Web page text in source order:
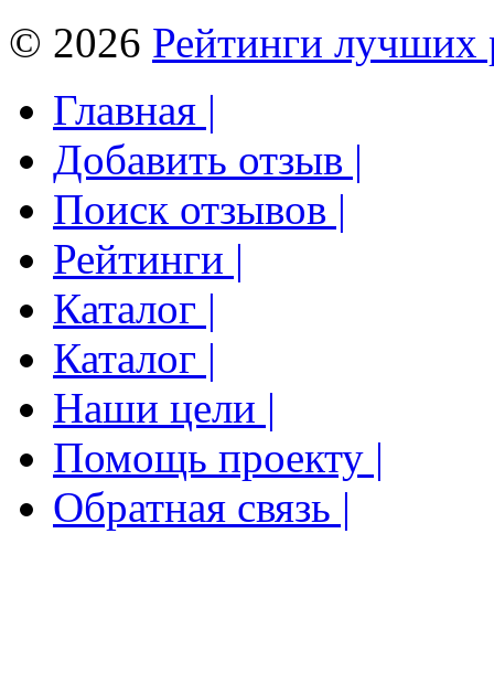
© 2026 Рейтинги лучших
Главная |
Добавить отзыв |
Поиск отзывов |
Рейтинги |
Каталог |
Каталог |
Наши цели |
Помощь проекту |
Обратная связь |